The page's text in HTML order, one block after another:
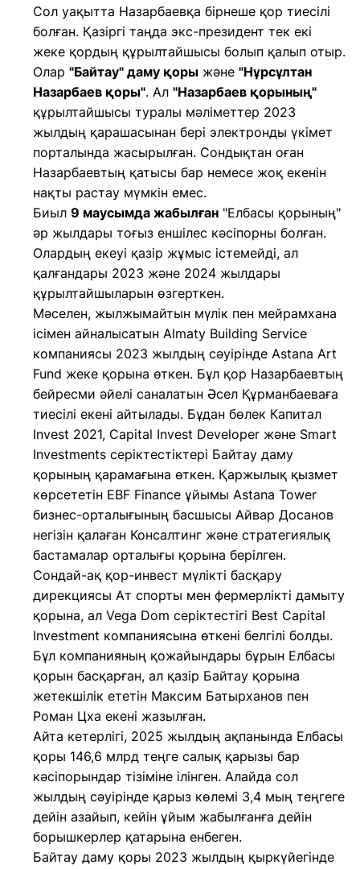
Сол уақытта Назарбаевқа бірнеше қор тиесілі
болған. Қазіргі таңда экс-президент тек екі
жеке қордың құрылтайшысы болып қалып отыр.
Олар "Байтау" даму қоры және "Нұрсұлтан
Назарбаев қоры". Ал "Назарбаев қорының"
құрылтайшысы туралы мәліметтер 2023
жылдың қарашасынан бері электронды үкімет
порталында жасырылған. Сондықтан оған
Назарбаевтың қатысы бар немесе жоқ екенін
нақты растау мүмкін емес.
Биыл 9 маусымда жабылған "Елбасы қорының"
әр жылдары тоғыз еншілес кәсіпорны болған.
Олардың екеуі қазір жұмыс істемейді, ал
қалғандары 2023 және 2024 жылдары
құрылтайшыларын өзгерткен.
Мәселен, жылжымайтын мүлік пен мейрамхана
ісімен айналысатын Almaty Building Service
компаниясы 2023 жылдың сәуірінде Astana Art
Fund жеке қорына өткен. Бұл қор Назарбаевтың
бейресми әйелі саналатын Әсел Құрманбаеваға
тиесілі екені айтылады. Бұдан бөлек Капитал
Invest 2021, Capital Invest Developer және Smart
Investments серіктестіктері Байтау даму
қорының қарамағына өткен. Қаржылық қызмет
көрсететін EBF Finance ұйымы Astana Tower
бизнес-орталығының басшысы Айвар Досанов
негізін қалаған Консалтинг және стратегиялық
бастамалар орталығы қорына берілген.
Сондай-ақ қор-инвест мүлікті басқару
дирекциясы Ат спорты мен фермерлікті дамыту
қорына, ал Vega Dom серіктестігі Best Capital
Investment компаниясына өткені белгілі болды.
Бұл компанияның қожайындары бұрын Елбасы
қорын басқарған, ал қазір Байтау қорына
жетекшілік ететін Максим Батырханов пен
Роман Цха екені жазылған.
Айта кетерлігі, 2025 жылдың ақпанында Елбасы
қоры 146,6 млрд теңге салық қарызы бар
кәсіпорындар тізіміне ілінген. Алайда сол
жылдың сәуірінде қарыз көлемі 3,4 мың теңгеге
дейін азайып, кейін ұйым жабылғанға дейін
борышкерлер қатарына енбеген.
Байтау даму қоры 2023 жылдың қыркүйегінде